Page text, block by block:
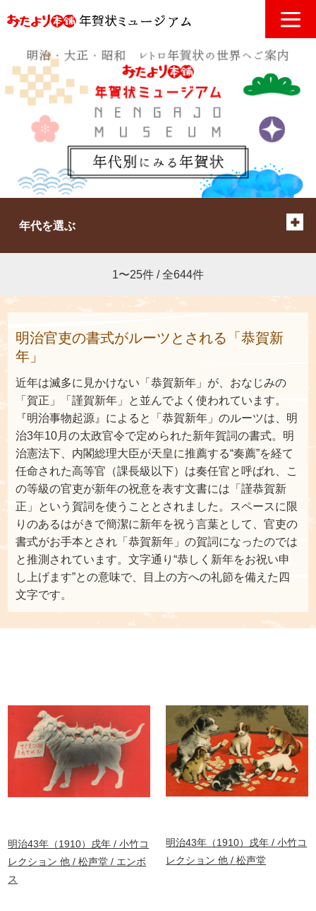
年代を選ぶ
1〜25件 / 全644件
明治官吏の書式がルーツとされる「恭賀新
年」
近年は滅多に見かけない「恭賀新年」が、おなじみの
「賀正」「謹賀新年」と並んでよく使われています。
『明治事物起源』によると「恭賀新年」のルーツは、明
治3年10月の太政官令で定められた新年賀詞の書式。明
治憲法下、内閣総理大臣が天皇に推薦する“奏薦”を経て
任命された高等官（課長級以下）は奏任官と呼ばれ、こ
の等級の官吏が新年の祝意を表す文書には「謹恭賀新
正」という賀詞を使うこととされました。スペースに限
りのあるはがきで簡潔に新年を祝う言葉として、官吏の
書式がお手本とされ「恭賀新年」の賀詞になったのでは
と推測されています。文字通り“恭しく新年をお祝い申
し上げます”との意味で、目上の方への礼節を備えた四
文字です。
明治43年（1910）戌年
小竹コ
レクション 他
松声堂
エンボ
ス
明治43年（1910）戌年
小竹コ
レクション 他
松声堂